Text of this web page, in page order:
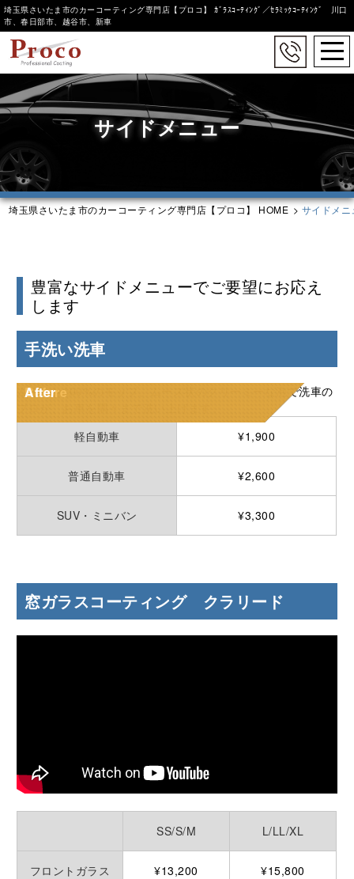
to
main
content
埼玉県さいたま市のカーコーティング専門店【プロコ】 ｶﾞﾗｽｺｰﾃｨﾝｸﾞ／ｾﾗﾐｯｸｺｰﾃｨﾝｸﾞ 川口
市、春日部市、越谷市、新車
サイドメニュー
埼玉県さいたま市のカーコーティング専門店【プロコ】 HOME > サイドメ
豊富なサイドメニューでご要望にお応え
します
手洗い洗車
Before
After
ムートン100%のモップ、ムース状のクリーミーな泡で洗⾞の
軽自動車
¥1,900
普通自動車 ¥2,600
SUV・ミニバン ¥3,300
窓ガラスコーティング クラリード
SS/S/M L/LL/XL
フロントガラス
¥13,200 ¥15,800